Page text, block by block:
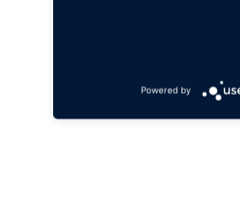
Powered by